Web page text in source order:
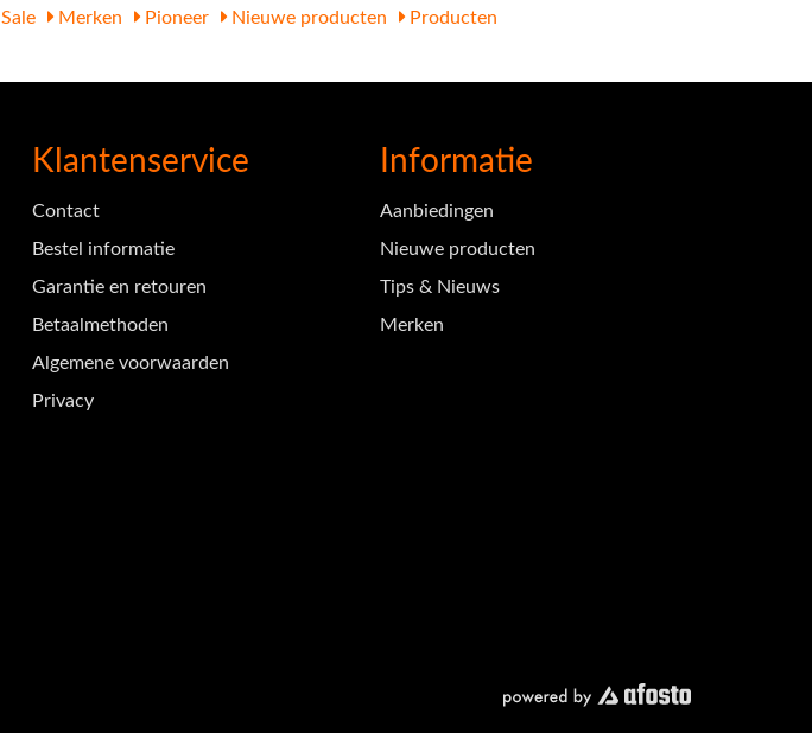
Sale Merken Pioneer Nieuwe producten Producten
Klantenservice
Contact
Bestel informatie
Garantie en retouren
Betaalmethoden
Algemene voorwaarden
Privacy
Informatie
Aanbiedingen
Nieuwe producten
Tips & Nieuws
Merken